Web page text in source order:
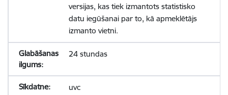
versijas, kas tiek izmantots statistisko
datu iegūšanai par to, kā apmeklētājs
izmanto vietni.
24 stundas
uvc